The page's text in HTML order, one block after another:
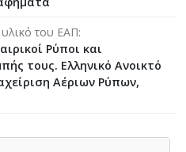
του ΕΑΠ
Ρύποι και
τους. Ελληνικό Ανοικτό
Αέριων Ρύπων,